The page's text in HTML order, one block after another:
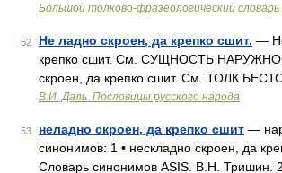
Большой толково-фразеологический
52 Не ладно скроен, да крепко сшит. —
крепко сшит. См. СУЩНОСТЬ
скроен, да крепко сшит. См. ТОЛК
В.И. Даль. Пословицы русского народа
53 неладно скроен, да крепко сшит —
синонимов: 1 • нескладно скроен, да
Словарь синонимов ASIS. В.Н. Тришин.